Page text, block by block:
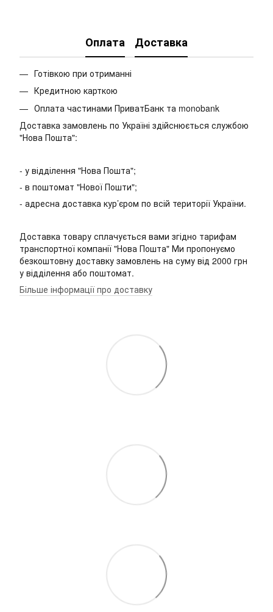
Оплата Доставка
Готівкою при отриманні
Кредитною карткою
Оплата частинами ПриватБанк та monobank
Доставка замовлень по Україні здійснюється службою
"Нова Пошта":
- у відділення "Нова Пошта";
- в поштомат "Нової Пошти";
- адресна доставка кур’єром по всій території України.
Доставка товару сплачується вами згідно тарифам
транспортної компанії "Нова Пошта" Ми пропонуємо
безкоштовну доставку замовлень на суму від 2000 грн
у відділення або поштомат.
Більше інформації про доставку